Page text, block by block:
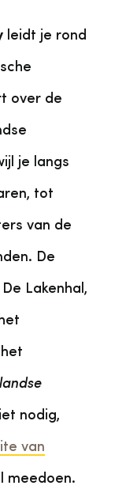
leidt je rond
over de
je langs
tot
van de
De
Lakenhal,
nodig,
van
meedoen.